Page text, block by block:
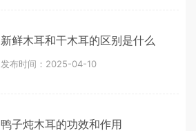
新鲜木耳和干木耳的区别是什么
发布时间：2025-04-10
鸭子炖木耳的功效和作用